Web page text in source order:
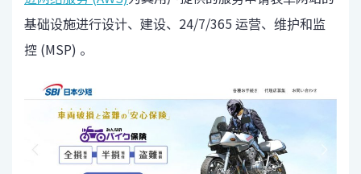
基础设施进行设计、建设、24/7/365 运营、维护和监
控 (MSP) 。